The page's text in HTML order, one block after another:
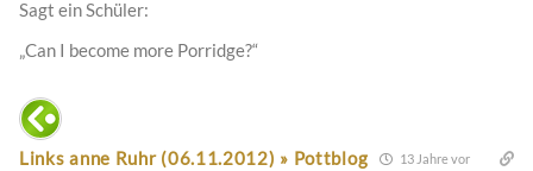
Sagt ein Schüler:
„Can I become more Porridge?“
Links anne Ruhr (06.11.2012) » Pottblog 13 Jahre vor